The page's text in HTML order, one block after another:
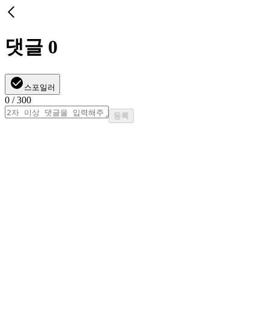
댓글 0
스포일러
0 / 300
등록